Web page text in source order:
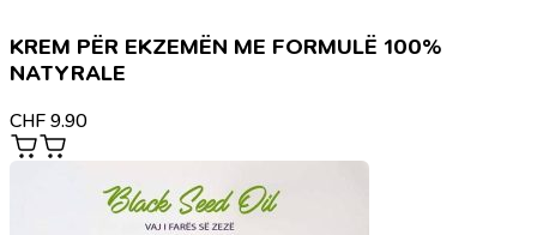
KREM PËR EKZEMËN ME FORMULË 100%
NATYRALE
CHF 9.90